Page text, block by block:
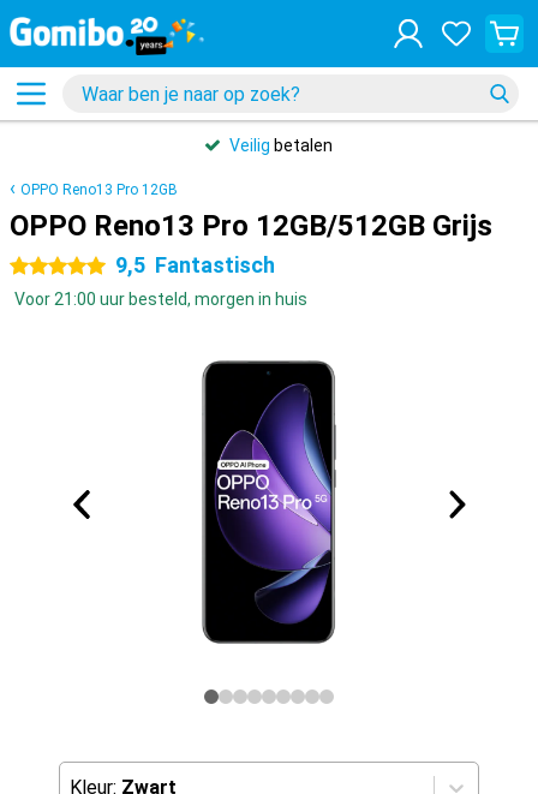
Veilig betalen
OPPO Reno13 Pro 12GB
OPPO Reno13 Pro 12GB/512GB Grijs
5 sterren 9,5 Fantastisch
Voor 21:00 uur besteld, morgen in huis
Kleur: Zwart